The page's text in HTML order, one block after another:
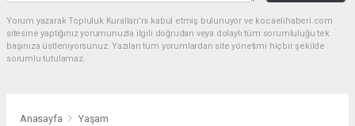
Yorum yazarak Topluluk Kuralları’nı kabul etmiş bulunuyor ve kocaelihaberi.com
sitesine yaptığınız yorumunuzla ilgili doğrudan veya dolaylı tüm sorumluluğu tek
başınıza üstleniyorsunuz. Yazılan tüm yorumlardan site yönetimi hiçbir şekilde
sorumlu tutulamaz.
Anasayfa Yaşam